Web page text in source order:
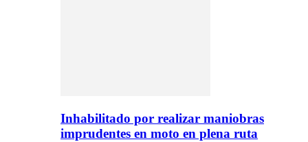
Inhabilitado por realizar maniobras
imprudentes en moto en plena ruta